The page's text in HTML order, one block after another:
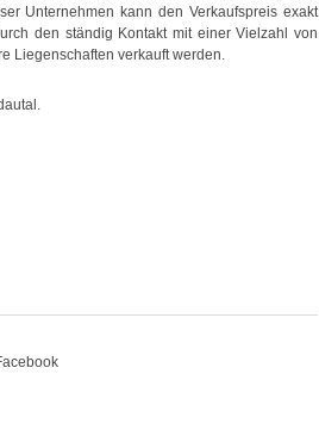
Unternehmen kann den Verkaufspreis exakt
den ständig Kontakt mit einer Vielzahl von
Liegenschaften verkauft werden.